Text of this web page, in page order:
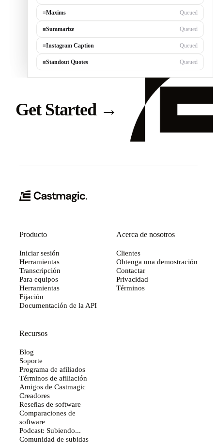
≡Maxims Queued
≡Summarize Queued
≡Instagram Caption Queued
≡Standout Quotes Queued
Get Started →
Producto
Iniciar sesión
Herramientas
Transcripción
Para equipos
Herramientas
Fijación
Documentación de la API
Acerca de nosotros
Clientes
Obtenga una demostración
Contactar
Privacidad
Términos
Recursos
Blog
Soporte
Programa de afiliados
Términos de afiliación
Amigos de Castmagic
Creadores
Reseñas de software
Comparaciones de
software
Podcast: Subiendo...
Comunidad de subidas